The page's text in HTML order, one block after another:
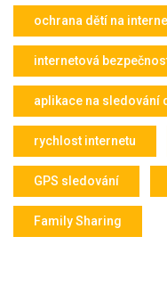
ochrana dětí na
internetová
aplikace na sledování
rychlost internetu
GPS sledování
Family Sharing